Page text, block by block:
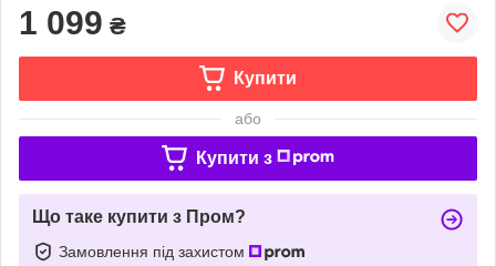
1 099 ₴
Купити
або
Купити з
Що таке купити з Пром?
Замовлення під захистом